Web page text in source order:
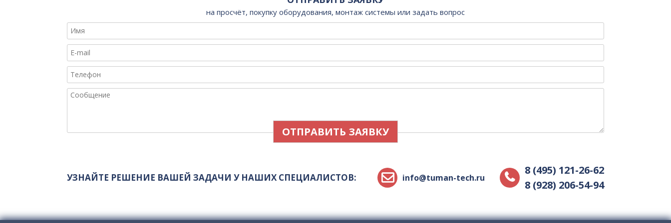
на просчёт, покупку оборудования, монтаж системы или задать вопрос
УЗНАЙТЕ РЕШЕНИЕ ВАШЕЙ ЗАДАЧИ У НАШИХ СПЕЦИАЛИСТОВ: info@tuman-tech.ru
8 (495) 121-26-62
8 (928) 206-54-94